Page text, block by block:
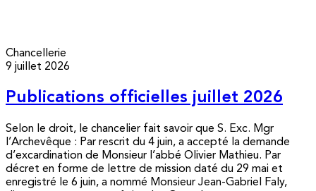
Chancellerie
9 juillet 2026
Publications officielles juillet 2026
Selon le droit, le chancelier fait savoir que S. Exc. Mgr
l’Archevêque : Par rescrit du 4 juin, a accepté la demande
d’excardination de Monsieur l’abbé Olivier Mathieu. Par
décret en forme de lettre de mission daté du 29 mai et
enregistré le 6 juin, a nommé Monsieur Jean-Gabriel Faly,